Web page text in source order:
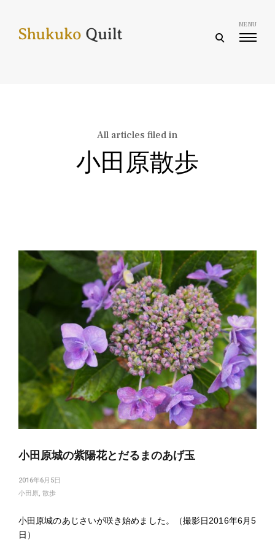
content
open
MENU
All articles filed in
小田原散歩
小田原城の紫陽花とだるまのあげ玉
2016年6月5日
小田原, 散歩
小田原城のあじさいが咲き始めました。（撮影日2016年6月5
日）